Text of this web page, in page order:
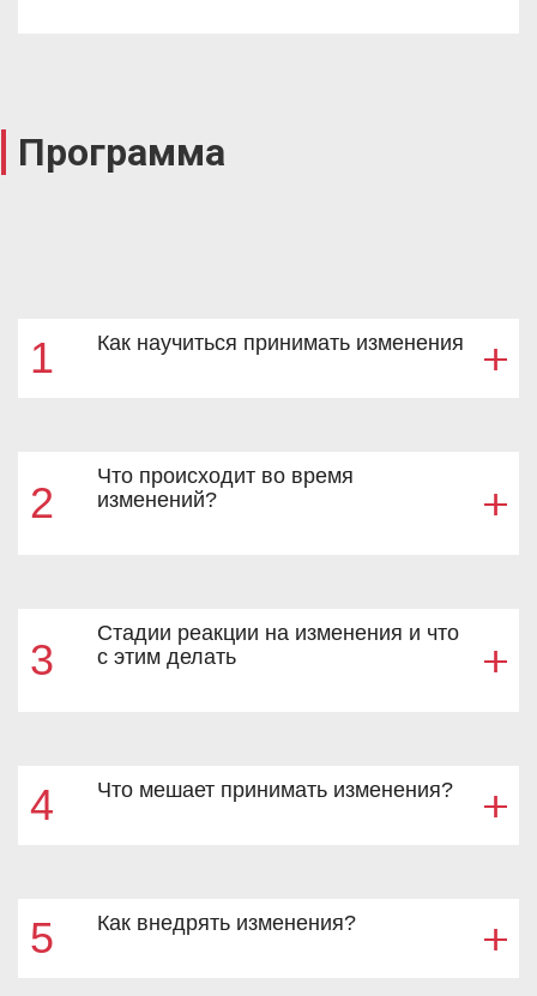
Программа
1 Как научиться принимать изменения
2
Что происходит во время
изменений?
3
Стадии реакции на изменения и что
с этим делать
4 Что мешает принимать изменения?
5 Как внедрять изменения?